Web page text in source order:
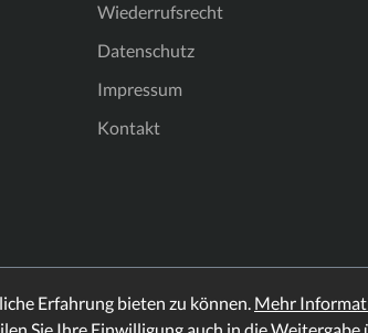
Wiederrufsrecht
Datenschutz
Impressum
Kontakt
Erfahrung bieten zu können. Mehr